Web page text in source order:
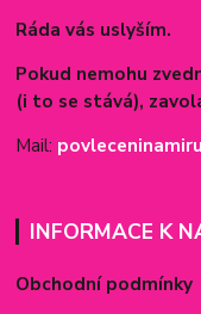
Ráda vás uslyším.
Pokud nemohu
(i to se stává),
Mail:
INFORMACE K
Obchodní podmínky